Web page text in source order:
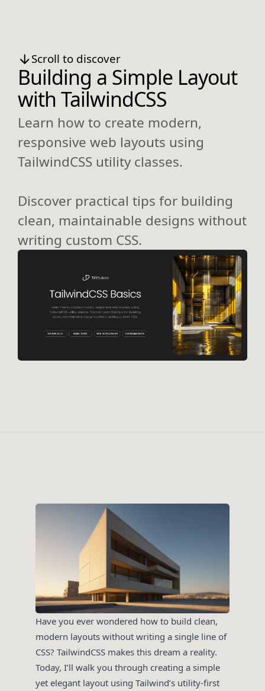
Scroll to discover
Building a Simple Layout
with TailwindCSS
Learn how to create modern,
responsive web layouts using
TailwindCSS utility classes.
Discover practical tips for building
clean, maintainable designs without
writing custom CSS.
Have you ever wondered how to build clean,
modern layouts without writing a single line of
CSS? TailwindCSS makes this dream a reality.
Today, I’ll walk you through creating a simple
yet elegant layout using Tailwind’s utility-first